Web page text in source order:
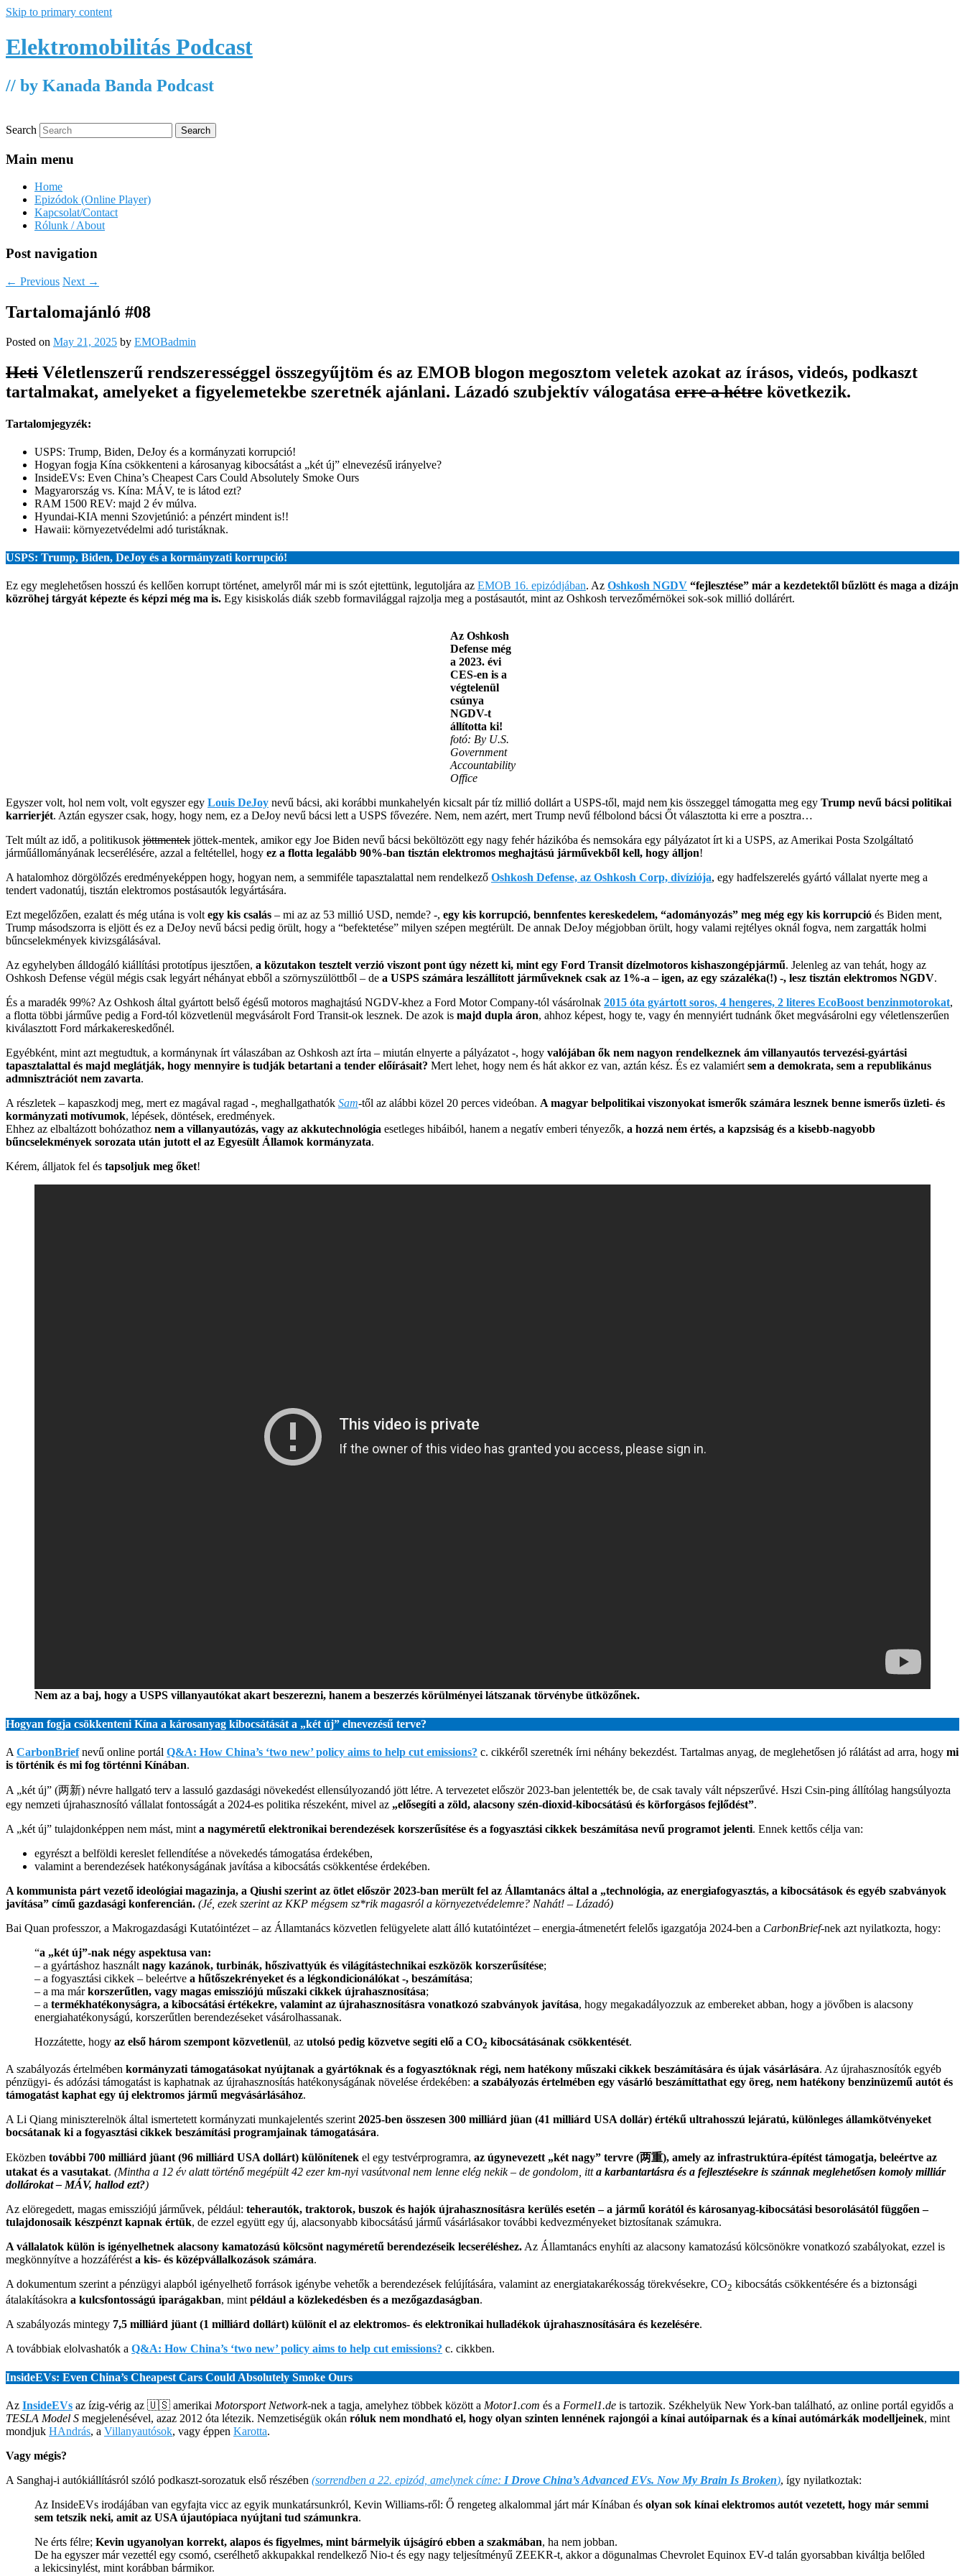
Skip to primary content
Elektromobilitás Podcast
// by Kanada Banda Podcast
Search
Main menu
Home
Epizódok (Online Player)
Kapcsolat/Contact
Rólunk / About
Post navigation
← Previous Next →
Tartalomajánló #08
Posted on May 21, 2025 by EMOBadmin
Heti Véletlenszerű rendszerességgel összegyűjtöm és az EMOB blogon megosztom veletek azokat az írásos, videós, podkaszt
tartalmakat, amelyeket a figyelemetekbe szeretnék ajánlani. Lázadó szubjektív válogatása erre a hétre következik.
Tartalomjegyzék:
USPS: Trump, Biden, DeJoy és a kormányzati korrupció!
Hogyan fogja Kína csökkenteni a károsanyag kibocsátást a „két új” elnevezésű irányelve?
InsideEVs: Even China’s Cheapest Cars Could Absolutely Smoke Ours
Magyarország vs. Kína: MÁV, te is látod ezt?
RAM 1500 REV: majd 2 év múlva.
Hyundai-KIA menni Szovjetúnió: a pénzért mindent is!!
Hawaii: környezetvédelmi adó turistáknak.
USPS: Trump, Biden, DeJoy és a kormányzati korrupció!
Ez egy meglehetősen hosszú és kellően korrupt történet, amelyről már mi is szót ejtettünk, legutoljára az EMOB 16. epizódjában. Az Oshkosh NGDV “fejlesztése” már a kezdetektől bűzlött és maga a dizájn
közröhej tárgyát képezte és képzi még ma is. Egy kisiskolás diák szebb formavilággal rajzolja meg a postásautót, mint az Oshkosh tervezőmérnökei sok-sok millió dollárért.
Az Oshkosh
Defense még
a 2023. évi
CES-en is a
végtelenül
csúnya
NGDV-t
állította ki!
fotó: By U.S.
Government
Accountability
Office
Egyszer volt, hol nem volt, volt egyszer egy Louis DeJoy nevű bácsi, aki korábbi munkahelyén kicsalt pár tíz millió dollárt a USPS-től, majd nem kis összeggel támogatta meg egy Trump nevű bácsi politikai
karrierjét. Aztán egyszer csak, hogy, hogy nem, ez a DeJoy nevű bácsi lett a USPS fővezére. Nem, nem azért, mert Trump nevű félbolond bácsi Őt választotta ki erre a posztra…
Telt múlt az idő, a politikusok jöttmentek jöttek-mentek, amikor egy Joe Biden nevű bácsi beköltözött egy nagy fehér házikóba és nemsokára egy pályázatot írt ki a USPS, az Amerikai Posta Szolgáltató
járműállományának lecserélésére, azzal a feltétellel, hogy ez a flotta legalább 90%-ban tisztán elektromos meghajtású járművekből kell, hogy álljon!
A hatalomhoz dörgölőzés eredményeképpen hogy, hogyan nem, a semmiféle tapasztalattal nem rendelkező Oshkosh Defense, az Oshkosh Corp, divíziója, egy hadfelszerelés gyártó vállalat nyerte meg a
tendert vadonatúj, tisztán elektromos postásautók legyártására.
Ezt megelőzően, ezalatt és még utána is voltegy kis csalás – mi az az 53 millió USD, nemde? -, egy kis korrupció, bennfentes kereskedelem, “adományozás” meg még egy kis korrupció és Biden ment,
Trump másodszorra is eljött és ez a DeJoy nevű bácsi pedig örült, hogy a “befektetése” milyen szépen megtérült. De annak DeJoy mégjobban örült, hogy valami rejtélyes oknál fogva, nem zargatták holmi
bűncselekmények kivizsgálásával.
Az egyhelyben álldogáló kiállítási prototípus ijesztően, a közutakon tesztelt verzió viszont pont úgy nézett ki, mint egy Ford Transit dízelmotoros kishaszongépjármű. Jelenleg az van tehát, hogy az
Oshkosh Defense végül mégis csak legyárt néhányat ebből a szörnyszülöttből – de a USPS számára leszállított járműveknek csak az 1%-a – igen, az egy százaléka(!) -, lesz tisztán elektromos NGDV.
És a maradék 99%? Az Oshkosh által gyártott belső égésű motoros maghajtású NGDV-khez a Ford Motor Company-tól vásárolnak 2015 óta gyártott soros, 4 hengeres, 2 literes EcoBoost benzinmotorokat,
a flotta többi járműve pedig a Ford-tól közvetlenül megvásárolt Ford Transit-ok lesznek. De azok is majd dupla áron, ahhoz képest, hogy te, vagy én mennyiért tudnánk őket megvásárolni egy véletlenszerűen
kiválasztott Ford márkakereskedőnél.
Egyébként, mint azt megtudtuk, a kormánynak írt válaszában az Oshkosh azt írta – miután elnyerte a pályázatot -, hogy valójában ők nem nagyon rendelkeznek ám villanyautós tervezési-gyártási
tapasztalattal és majd meglátják, hogy mennyire is tudják betartani a tender előírásait? Mert lehet, hogy nem és hát akkor ez van, aztán kész. És ez valamiértsem a demokrata, sem a republikánus
admnisztrációt nem zavarta.
A részletek – kapaszkodj meg, mert ez magával ragad -, meghallgathatók Sam-től az alábbi közel 20 perces videóban. A magyar belpolitikai viszonyokat ismerők számára lesznek benne ismerős üzleti- és
kormányzati motívumok, lépések, döntések, eredmények.
Ehhez az elbaltázott bohózathoz nem a villanyautózás, vagy az akkutechnológia esetleges hibáiból, hanem a negatív emberi tényezők, a hozzá nem értés, a kapzsiság és a kisebb-nagyobb
bűncselekmények sorozata után jutott el az Egyesült Államok kormányzata.
Kérem, álljatok fel és tapsoljuk meg őket!
Nem az a baj, hogy a USPS villanyautókat akart beszerezni, hanem a beszerzés körülményei látszanak törvénybe ütközőnek.
Hogyan fogja csökkenteni Kína a károsanyag kibocsátását a „két új” elnevezésű terve?
A CarbonBriefnevű online portál Q&A: How China’s ‘two new’ policy aims to help cut emissions? c. cikkéről szeretnék írni néhány bekezdést. Tartalmas anyag, de meglehetősen jó rálátást ad arra, hogy mi
is történik és mi fog történni Kínában.
A „két új” (两新) névre hallgató terv a lassuló gazdasági növekedést ellensúlyozandó jött létre. A tervezetet először 2023-ban jelentették be, de csak tavaly vált népszerűvé. Hszi Csin-ping állítólag hangsúlyozta
egy nemzeti újrahasznosító vállalat fontosságát a 2024-es politika részeként, mivel az „elősegíti a zöld, alacsony szén-dioxid-kibocsátású és körforgásos fejlődést”.
A „két új” tulajdonképpen nem mást, mint a nagyméretű elektronikai berendezések korszerűsítése és a fogyasztási cikkek beszámítása nevű programot jelenti. Ennek kettős célja van:
egyrészt a belföldi kereslet fellendítése a növekedés támogatása érdekében,
valamint a berendezések hatékonyságának javítása a kibocsátás csökkentése érdekében.
A kommunista párt vezető ideológiai magazinja, a Qiushi szerint az ötlet először 2023-ban merült fel az Államtanács által a „technológia, az energiafogyasztás, a kibocsátások és egyéb szabványok
javítása” című gazdasági konferencián. (Jé, ezek szerint az KKP mégsem sz*rik magasról a környezetvédelemre? Nahát! – Lázadó)
Bai Quan professzor, a Makrogazdasági Kutatóintézet – az Államtanács közvetlen felügyelete alatt álló kutatóintézet – energia-átmenetért felelős igazgatója 2024-ben a CarbonBrief-nek azt nyilatkozta, hogy:
“a „két új”-nak négy aspektusa van:
– a gyártáshoz használt nagy kazánok, turbinák, hőszivattyúk és világítástechnikai eszközök korszerűsítése;
– a fogyasztási cikkek – beleértve a hűtőszekrényeket és a légkondicionálókat -, beszámítása;
– a ma márkorszerűtlen, vagy magas emissziójú műszaki cikkek újrahasznosítása;
– a termékhatékonyságra, a kibocsátási értékekre, valamint az újrahasznosításra vonatkozó szabványok javítása, hogy megakadályozzuk az embereket abban, hogy a jövőben is alacsony
energiahatékonyságú, korszerűtlen berendezéseket vásárolhassanak.
Hozzátette, hogy az első három szempont közvetlenül, az utolsó pedig közvetve segíti elő a CO2 kibocsátásának csökkentését.
A szabályozás értelmében kormányzati támogatásokat nyújtanak a gyártóknak és a fogyasztóknak régi, nem hatékony műszaki cikkek beszámítására és újak vásárlására. Az újrahasznosítók egyéb
pénzügyi- és adózási támogatást is kaphatnak az újrahasznosítás hatékonyságának növelése érdekében: a szabályozás értelmében egy vásárló beszámíttathat egy öreg, nem hatékony benzinüzemű autót és
támogatást kaphat egy új elektromos jármű megvásárlásához.
A Li Qiang miniszterelnök által ismertetett kormányzati munkajelentés szerint 2025-ben összesen 300 milliárd jüan (41 milliárd USA dollár) értékű ultrahosszú lejáratú, különleges államkötvényeket
bocsátanak ki a fogyasztási cikkek beszámítási programjainak támogatására.
Eközben további 700 milliárd jüant (96 milliárd USA dollárt) különítenek el egy testvérprogramra, az úgynevezett „két nagy” tervre (两重), amely az infrastruktúra-építést támogatja, beleértve az
utakat és a vasutakat. (Mintha a 12 év alatt történő megépült 42 ezer km-nyi vasútvonal nem lenne elég nekik – de gondolom, itta karbantartásra és a fejlesztésekre is szánnak meglehetősen komoly milliár
dollárokat – MÁV, hallod ezt?)
Az elöregedett, magas emissziójú járművek, például: teherautók, traktorok, buszok és hajók újrahasznosításra kerülés esetén – a jármű korától és károsanyag-kibocsátási besorolásától függően –
tulajdonosaik készpénzt kapnak értük, de ezzel együtt egy új, alacsonyabb kibocsátású jármű vásárlásakor további kedvezményeket biztosítanak számukra.
A vállalatok külön is igényelhetnek alacsony kamatozású kölcsönt nagyméretű berendezéseik lecseréléshez. Az Államtanács enyhíti az alacsony kamatozású kölcsönökre vonatkozó szabályokat, ezzel is
megkönnyítve a hozzáférést a kis- és középvállalkozások számára.
A dokumentum szerint a pénzügyi alapból igényelhető források igénybe vehetők a berendezések felújítására, valamint az energiatakarékosság törekvésekre, CO2 kibocsátás csökkentésére és a biztonsági
átalakításokra a kulcsfontosságú iparágakban, mint például a közlekedésben és a mezőgazdaságban.
A szabályozás mintegy 7,5 milliárd jüant (1 milliárd dollárt) különít el az elektromos- és elektronikai hulladékok újrahasznosítására és kezelésére.
A továbbiak elolvashatók a Q&A: How China’s ‘two new’ policy aims to help cut emissions? c. cikkben.
InsideEVs: Even China’s Cheapest Cars Could Absolutely Smoke Ours
Az InsideEVs az ízig-vérig az 🇺🇸 amerikai Motorsport Network-nek a tagja, amelyhez többek között a Motor1.com és a Formel1.de is tartozik. Székhelyük New York-ban található, az online portál egyidős a
TESLA Model S megjelenésével, azaz 2012 óta létezik. Nemzetiségük okán róluk nem mondható el, hogy olyan szinten lennének rajongói a kínai autóiparnak és a kínai autómárkák modelljeinek, mint
mondjuk HAndrás, a Villanyautósok, vagy éppen Karotta.
Vagy mégis?
A Sanghaj-i autókiállításról szóló podkaszt-sorozatuk első részében (sorrendben a 22. epizód, amelynek címe: I Drove China’s Advanced EVs. Now My Brain Is Broken), így nyilatkoztak:
Az InsideEVs irodájában van egyfajta vicc az egyik munkatársunkról, Kevin Williams-ről: Ő rengeteg alkalommal járt már Kínában és olyan sok kínai elektromos autót vezetett, hogy már semmi
sem tetszik neki, amit az USA újautópiaca nyújtani tud számunkra.
Ne érts félre; Kevin ugyanolyan korrekt, alapos és figyelmes, mint bármelyik újságíró ebben a szakmában, ha nem jobban.
De ha egyszer már vezettél egy csomó, cserélhető akkupakkal rendelkező Nio-t és egy nagy teljesítményű ZEEKR-t, akkor a dögunalmas Chevrolet Equinox EV-d talán gyorsabban kiváltja belőled
a lekicsinylést, mint korábban bármikor.